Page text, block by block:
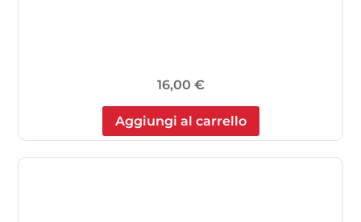
16,00 €
Aggiungi al carrello